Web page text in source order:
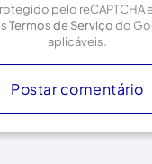
pelo reCAPTCHA
Termos de Serviçodo
aplicáveis.
Postar comentário